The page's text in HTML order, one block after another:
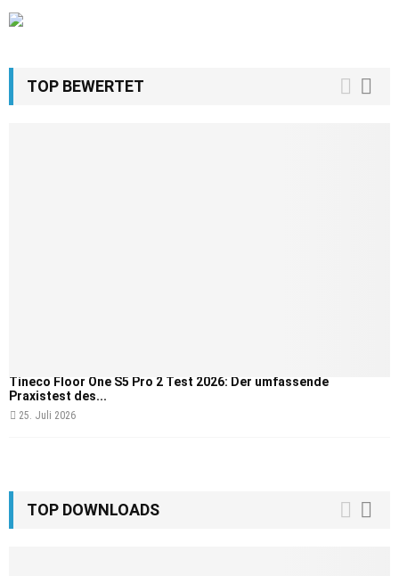
TOP BEWERTET
Tineco Floor One S5 Pro 2 Test 2026: Der umfassende
Praxistest des...
25. Juli 2026
TOP DOWNLOADS